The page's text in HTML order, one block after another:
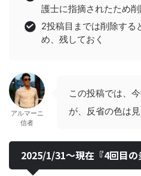
護士に指摘されたため
2投稿目までは削除する
め、残しておく
アルマーニ
信者
この投稿では、
が、反省の色は
2025/1/31〜現在『4回目の